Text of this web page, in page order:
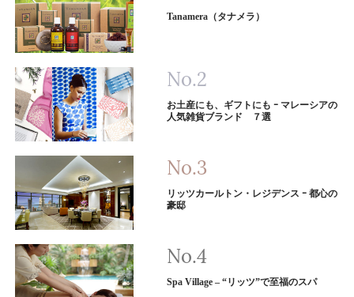
Tanamera（タナメラ）
お土産にも、ギフトにも ｰ マレーシアの
人気雑貨ブランド ７選
リッツカールトン・レジデンス ｰ 都心の
豪邸
Spa Village – “リッツ”で至福のスパ